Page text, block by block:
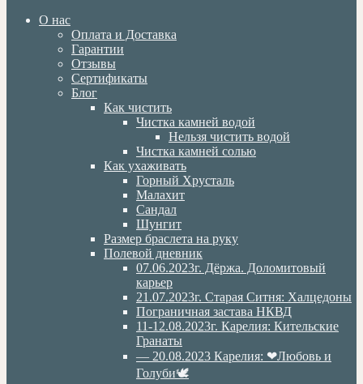
О нас
Оплата и Доставка
Гарантии
Отзывы
Сертификаты
Блог
Как чистить
Чистка камней водой
Нельзя чистить водой
Чистка камней солью
Как ухаживать
Горный Хрусталь
Малахит
Сандал
Шунгит
Размер браслета на руку
Полевой дневник
07.06.2023г. Дёржа. Доломитовый
карьер
21.07.2023г. Старая Ситня: Халцедоны
Пограничная застава НКВД
11-12.08.2023г. Карелия: Кительские
Гранаты
— 20.08.2023 Карелия: ❤Любовь и
Голуби🕊